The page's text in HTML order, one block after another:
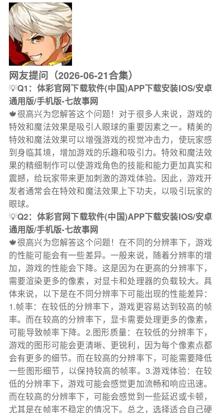
网友提问（2026-06-21合集）
💡Q1：体彩官网下载软件(中国)APP下载安装IOS/安卓
通用版/手机版-七故事网
🍁很高兴为您解答这个问题！对于很多人来说，游戏的
特效和魔法效果是吸引人眼球的重要因素之一。精美的
特效和魔法效果可以增强游戏的视觉冲击力，使玩家感
到身临其境，增加游戏的乐趣和吸引力。特效和魔法效
果的精细制作可以使游戏角色的技能和能力更加真实和
震撼，给玩家带来更加刺激的游戏体验。因此，游戏开
发者通常会在特效和魔法效果上下功夫，以吸引玩家的
眼球。
💡Q2：体彩官网下载软件(中国)APP下载安装IOS/安卓
通用版/手机版-七故事网
🍁很高兴为您解答这个问题！在不同的分辨率下，游戏
的性能可能会有一些差异。一般来说，随着分辨率的增
加，游戏的性能会下降。这是因为在更高的分辨率下，
需要渲染更多的像素，对显卡和处理器的负载较大。具
体来说，以下是在不同分辨率下可能出现的性能差异：
1.帧率：在较低的分辨率下，游戏更容易达到较高的帧
率。而在较高的分辨率下，显卡需要处理更多的像素，
可能导致帧率下降。2.图形质量：在较低的分辨率下，
游戏的图形可能会更清晰、更锐利，因为每个像素点都
会有更多的细节。而在较高的分辨率下，可能需要降低
一些图形细节，以保持较高的帧率。3.游戏体验：在较
低的分辨率下，游戏可能会感觉更加流畅和响应迅速。
而在较高的分辨率下，可能会感觉到一些延迟或卡顿，
尤其是在帧率不稳定的情况下。总之，选择适合自己硬